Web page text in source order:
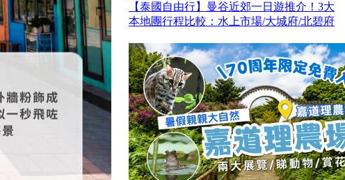
【泰國自由行】曼谷近郊一日遊推介！3大
本地團行程比較：水上市場/大城府/北碧府